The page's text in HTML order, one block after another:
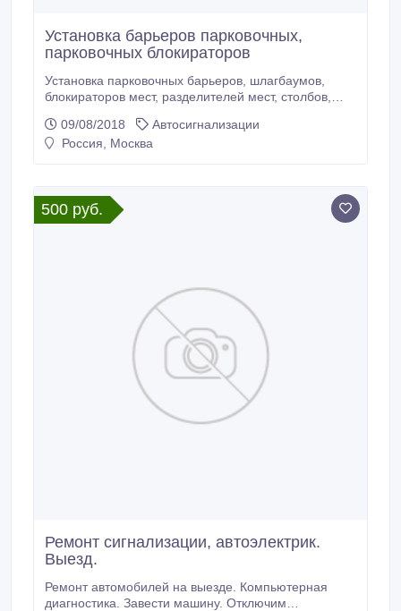
Установка барьеров парковочных,
парковочных блокираторов
Установка парковочных барьеров, шлагбаумов,
блокираторов мест, разделителей мест, столбов,
парковочных барьеров и другого парковочного
оборудования по России. Тел. +7(925)155-45-30,
09/08/2018
Автосигнализации
Россия, Москва
500 руб.
Ремонт сигнализации, автоэлектрик.
Выезд.
Ремонт автомобилей на выезде. Компьютерная
диагностика. Завести машину. Отключим